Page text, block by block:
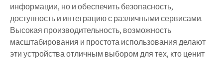
информации, но и обеспечить безопасность,
доступность и интеграцию с различными сервисами.
Высокая производительность, возможность
масштабирования и простота использования делают
эти устройства отличным выбором для тех, кто ценит